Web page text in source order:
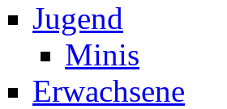
Jugend
Minis
Erwachsene